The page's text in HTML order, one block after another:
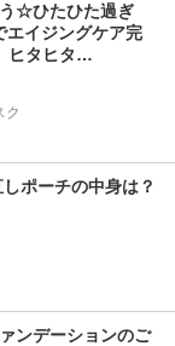
う☆ひたひた過ぎ
エイジングケア完
ヒタヒタ…
ク
ポーチの中身は？
ンデーションのご